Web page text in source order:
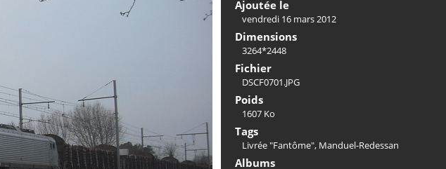
Ajoutée le
vendredi 16 mars 2012
Dimensions
3264*2448
Fichier
DSCF0701.JPG
Poids
1607 Ko
Tags
Livrée "Fantôme", Manduel-Redessan
Albums